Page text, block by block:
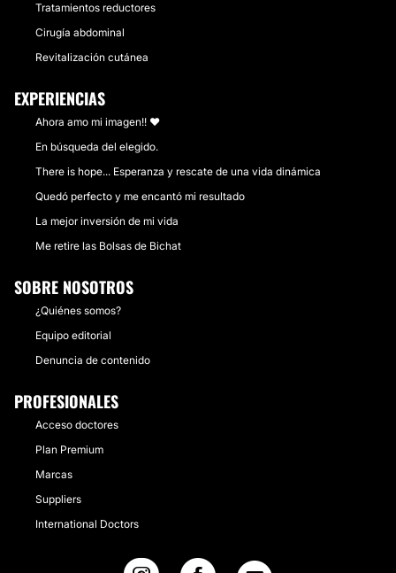
Tratamientos reductores
Cirugía abdominal
Revitalización cutánea
EXPERIENCIAS
Ahora amo mi imagen!! ❤️
En búsqueda del elegido.
There is hope... Esperanza y rescate de una vida dinámica
Quedó perfecto y me encantó mi resultado
La mejor inversión de mi vida
Me retire las Bolsas de Bichat
SOBRE NOSOTROS
¿Quiénes somos?
Equipo editorial
Denuncia de contenido
PROFESIONALES
Acceso doctores
Plan Premium
Marcas
Suppliers
International Doctors